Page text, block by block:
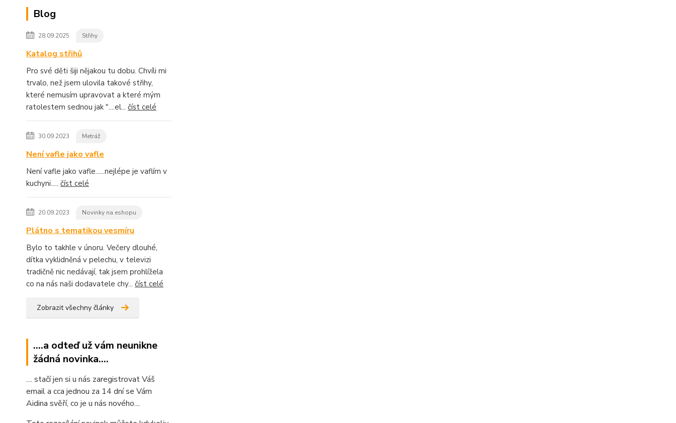
Blog
28.09.2025 Střihy
Katalog střihů
Pro své děti šiji nějakou tu dobu. Chvíli mi
trvalo, než jsem ulovila takové střihy,
které nemusím upravovat a které mým
ratolestem sednou jak "....el... číst celé
30.09.2023 Metráž
Není vafle jako vafle
Není vafle jako vafle......nejlépe je vaflím v
kuchyni..... číst celé
20.09.2023 Novinky na eshopu
Plátno s tematikou vesmíru
Bylo to takhle v únoru. Večery dlouhé,
dítka vyklidněná v pelechu, v televizi
tradičně nic nedávají, tak jsem prohlížela
co na nás naši dodavatele chy... číst celé
Zobrazit všechny články
....a odteď už vám neunikne
žádná novinka....
.... stačí jen si u nás zaregistrovat Váš
email a cca jednou za 14 dní se Vám
Aidina svěří, co je u nás nového....